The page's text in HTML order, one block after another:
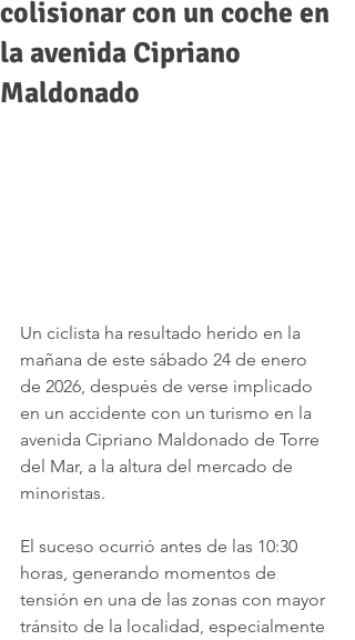
colisionar con un coche en
la avenida Cipriano
Maldonado
Un ciclista ha resultado herido en la
mañana de este sábado 24 de enero
de 2026, después de verse implicado
en un accidente con un turismo en la
avenida Cipriano Maldonado de Torre
del Mar, a la altura del mercado de
minoristas.
El suceso ocurrió antes de las 10:30
horas, generando momentos de
tensión en una de las zonas con mayor
tránsito de la localidad, especialmente